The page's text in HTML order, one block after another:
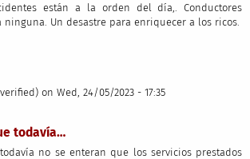
están a la orden del día,. Conductores
Un desastre para enriquecer a los ricos.
on Wed, 24/05/2023 - 17:35
todavía…
no se enteran que los servicios prestados